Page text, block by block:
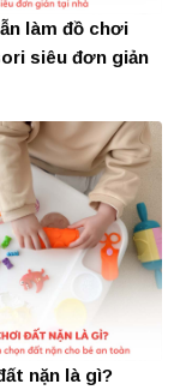
làm đồ chơi
siêu đơn giản
nặn là gì?